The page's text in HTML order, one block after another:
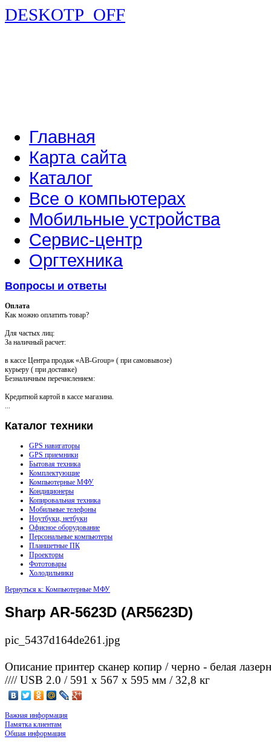
DESKOTP_OFF
Главная
Карта сайта
Каталог
Все о компьютерах
Мобильные устройства
Сервис-центр
Оргтехника
Вопросы и ответы
Оплата
Как можно оплатить товар?
Для частых лиц:
За наличный расчет:
в кассе Центра продаж «AB-Group» ( при самовывозе)
курьеру ( при доставке)
Безналичным перечислением:
Кредитной картой в кассе магазина.
...
Каталог техники
GPS навигаторы
GPS приемники
Бытовая техника
Комплектующие
Компьютерные МФУ
Кондиционеры
Копировальная техника
Мобильные телефоны
Ноутбуки, нетбуки
Офисное оборудование
Персональные компьютеры
Планшетные ПК
Проекторы
Фототовары
Холодильники
Вернуться к: Компьютерные МФУ
Sharp AR-5623D (AR5623D)
pic_5437d164de261.jpg
Описание принтер сканер копир / черно - белая
//// USB 2.0 / 591 x 567 x 595 мм / 32,8 кг
Важная информация
Памятка клиентам
Общая информация